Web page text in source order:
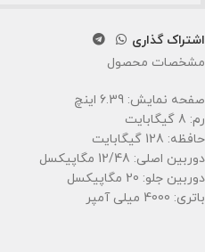
اشتراک گذاری
مشخصات محصول
صفحه نمایش: 6.39 اینچ
رم: 8 گیگابایت
حافظه: 128 گیگابایت
دوربین اصلی: 12/48 مگاپیکسل
دوربین جلو: 20 مگاپیکسل
باتری: 4000 میلی آمپر